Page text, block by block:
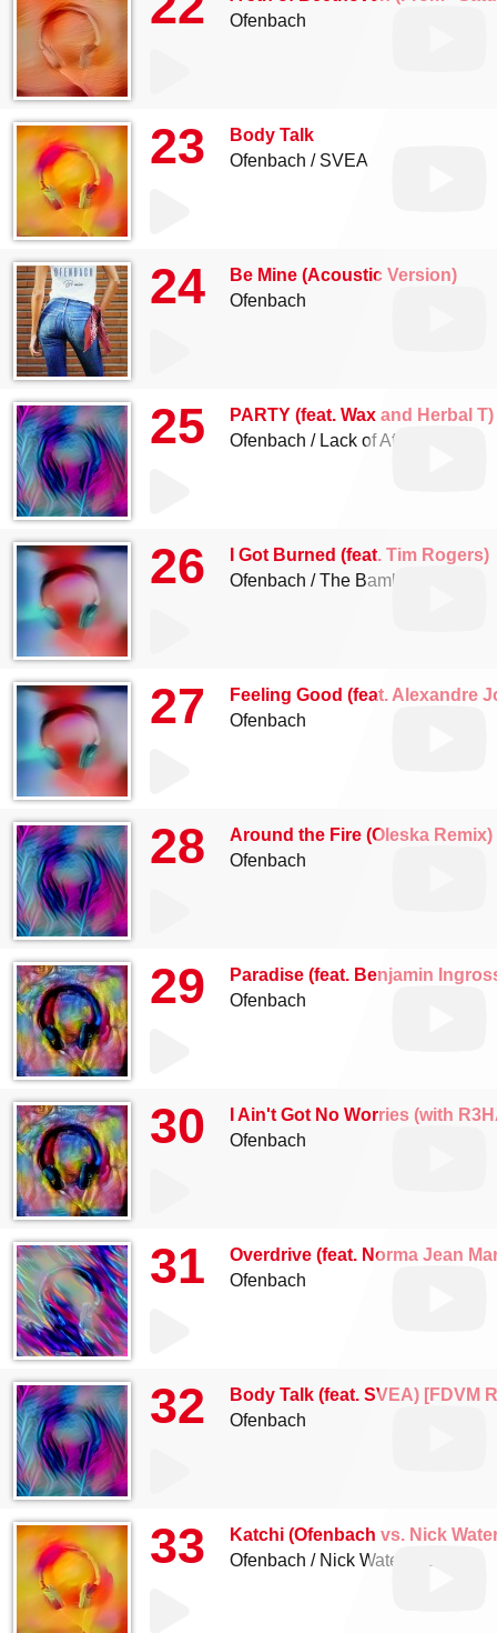
Ofenbach
23
Body Talk
Ofenbach
SVEA
24
Be Mine (Acoustic Version)
Ofenbach
25
PARTY (feat. Wax and Herbal
Ofenbach
Lack of Afro
26
I Got Burned (feat. Tim Rogers)
Ofenbach
The Bamboos
27
Feeling Good (feat. Alexandre
Ofenbach
28
Around the Fire (Oleska Remix)
Ofenbach
29
Paradise (feat. Benjamin
Ofenbach
30
I Ain't Got No Worries (with
Ofenbach
31
Overdrive (feat. Norma Jean
Ofenbach
32
Body Talk (feat. SVEA) [FDVM
Ofenbach
33
Katchi (Ofenbach vs. Nick
Ofenbach
Nick Waterhouse